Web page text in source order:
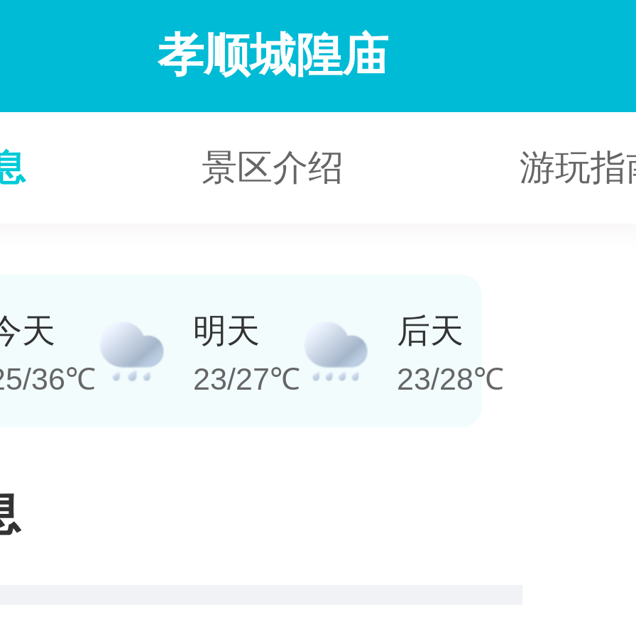
孝顺城隍庙
景区介绍 游玩指
天
36℃
明天
23/27℃
后天
23/28℃